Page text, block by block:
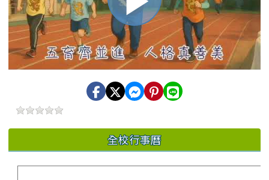
播
放
影
全校行事曆